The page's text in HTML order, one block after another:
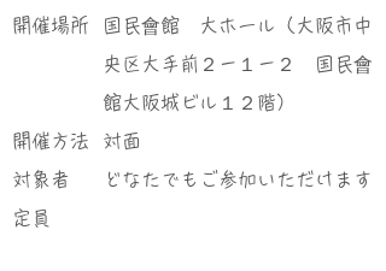
​開催場所
​開催方法
対象者
定員
国民會館 大ホール（大阪市中
央区大手前２－１－２ 国民會
館大阪城ビル１２階）
対面
どなたでもご参加いただけます